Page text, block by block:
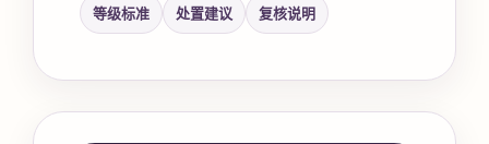
等级标准 处置建议 复核说明